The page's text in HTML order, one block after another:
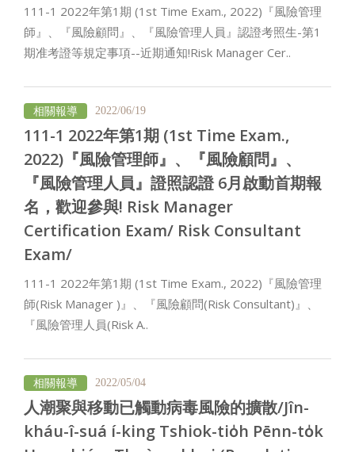
111-1 2022年第1期 (1st Time Exam., 2022)『風險管理
師』、『風險顧問』、『風險管理人員』認證考照生-第1
期准考證等規定事項--近期通知!Risk Manager Cer..
相關報導 2022/06/19
111-1 2022年第1期 (1st Time Exam.,
2022)『風險管理師』、『風險顧問』、
『風險管理人員』證照認證 6月啟動首期報
名，歡迎參與! Risk Manager
Certification Exam/ Risk Consultant
Exam/
111-1 2022年第1期 (1st Time Exam., 2022)『風險管理
師(Risk Manager )』、『風險顧問(Risk Consultant)』、
『風險管理人員(Risk A..
相關報導 2022/05/04
人潮聚與移動已觸動病毒風險的擴散/Jîn-
kháu-î-suá í-king Tshiok-tio̍h Pēnn-to̍k